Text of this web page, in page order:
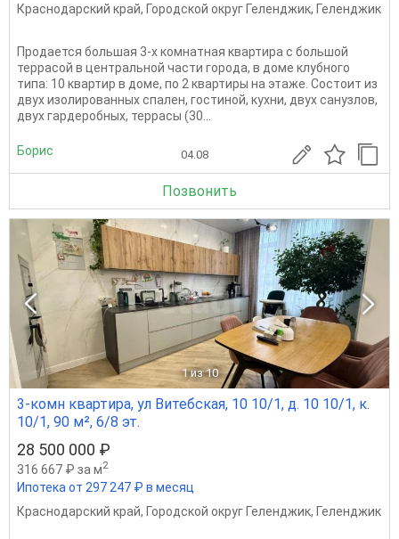
Краснодарский край, Городской округ Геленджик, Геленджик
Продается большая 3-х комнатная квартира с большой
террасой в центральной части города, в доме клубного
типа: 10 квартир в доме, по 2 квартиры на этаже. Состоит из
двух изолированных спален, гостиной, кухни, двух санузлов,
двух гардеробных, террасы (30...
Борис 04.08
Позвонить
1 из 10
3-комн квартира, ул Витебская, 10 10/1, д. 10 10/1, к.
10/1, 90 м², 6/8 эт.
28 500 000 ₽
316 667 ₽ за м2
Ипотека от 297 247 ₽ в месяц
Краснодарский край, Городской округ Геленджик, Геленджик